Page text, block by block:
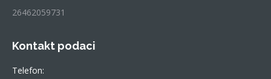
26462059731
Kontakt podaci
Telefon: